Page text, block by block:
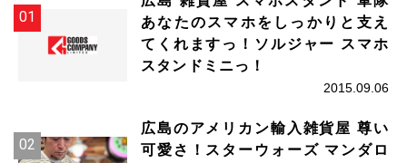
あなたのスマホをしっかりと支え
てくれますっ！ソルジャー スマホ
スタンドミニっ！
2015.09.06
広島のアメリカン輸入雑貨屋 尊い
可愛さ！スターウォーズ マンダロ